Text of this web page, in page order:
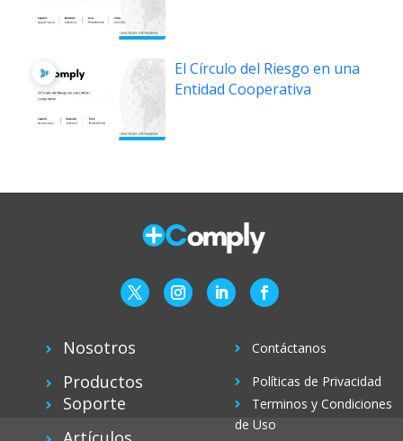
El Círculo del Riesgo en una
Entidad Cooperativa
Nosotros
Productos
Soporte
Contáctanos
Políticas de Privacidad
Terminos y Condiciones
de Uso